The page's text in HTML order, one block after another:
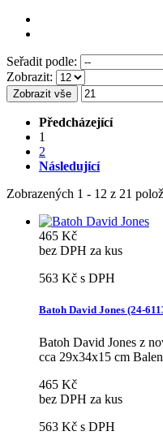
Seřadit podle:
Zobrazit:
Zobrazit vše
Předcházející
1
2
Následující
Zobrazených 1 - 12 z 21
465 Kč
bez DPH za kus
563 Kč s DPH
Batoh David Jones (24-
Batoh David Jones z
cca 29x34x15 cm
465 Kč
bez DPH za kus
563 Kč s DPH